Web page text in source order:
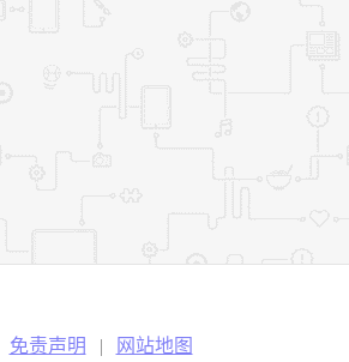
免责声明 | 网站地图